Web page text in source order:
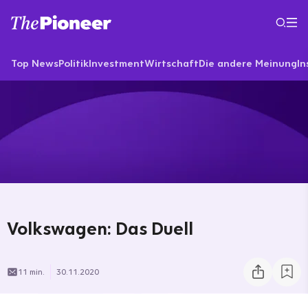
Top NewsPolitikInvestmentWirtschaftDie andere Meinung
Volkswagen: Das Duell
11 min. 30.11.2020